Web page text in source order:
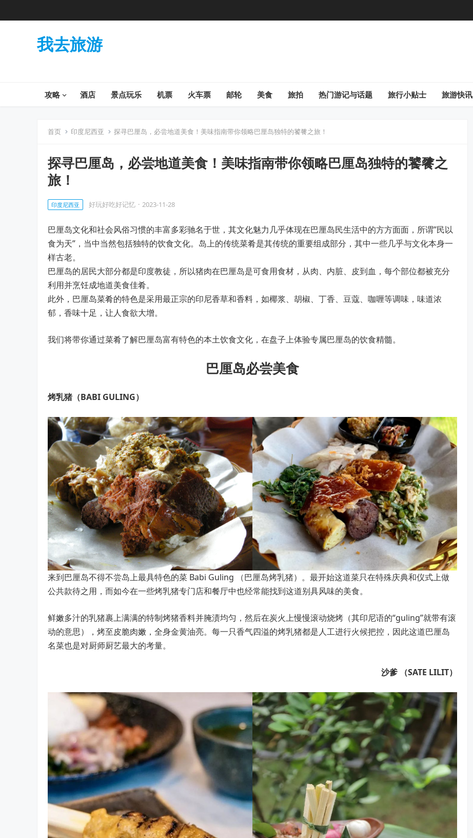
我去旅游
攻略 酒店 景点玩乐 机票 火车票 邮轮 美食 旅拍 热门游记与话题 旅行小贴士 旅游快讯
首页 印度尼西亚 探寻巴厘岛，必尝地道美食！美味指南带你领略巴厘岛独特的饕餮之旅！
探寻巴厘岛，必尝地道美食！美味指南带你领略巴厘岛独特的饕餮之
旅！
印度尼西亚 好玩好吃好记忆 · 2023-11-28
巴厘岛文化和社会风俗习惯的丰富多彩驰名于世，其文化魅力几乎体现在巴厘岛民生活中的方方面面，所谓”民以
食为天”，当中当然包括独特的饮食文化。岛上的传统菜肴是其传统的重要组成部分，其中一些几乎与文化本身一
样古老。
巴厘岛的居民大部分都是印度教徒，所以猪肉在巴厘岛是可食用食材，从肉、内脏、皮到血，每个部位都被充分
利用并烹饪成地道美食佳肴。
此外，巴厘岛菜肴的特色是采用最正宗的印尼香草和香料，如椰浆、胡椒、丁香、豆蔻、咖喱等调味，味道浓
郁，香味十足，让人食欲大增。
我们将带你通过菜肴了解巴厘岛富有特色的本土饮食文化，在盘子上体验专属巴厘岛的饮食精髓。
巴厘岛必尝美食
烤乳猪（BABI GULING）
来到巴厘岛不得不尝岛上最具特色的菜 Babi Guling （巴厘岛烤乳猪）。最开始这道菜只在特殊庆典和仪式上做
公共款待之用，而如今在一些烤乳猪专门店和餐厅中也经常能找到这道别具风味的美食。
鲜嫩多汁的乳猪裹上满满的特制烤猪香料并腌渍均匀，然后在炭火上慢慢滚动烧烤（其印尼语的“guling”就带有滚
动的意思），烤至皮脆肉嫩，全身金黄油亮。每一只香气四溢的烤乳猪都是人工进行火候把控，因此这道巴厘岛
名菜也是对厨师厨艺最大的考量。
沙爹 （SATE LILIT）